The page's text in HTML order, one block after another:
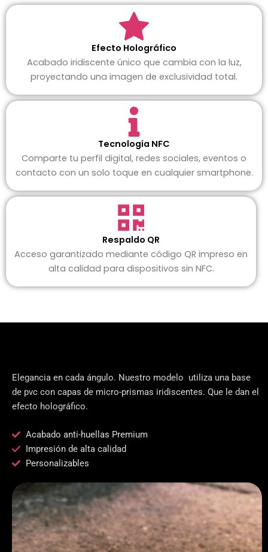
Efecto Holográfico
Acabado iridiscente único que cambia con la luz,
proyectando una imagen de exclusividad total.
Tecnología NFC
Comparte tu perfil digital, redes sociales, eventos o
contacto con un solo toque en cualquier smartphone.
Respaldo QR
Acceso garantizado mediante código QR impreso en
alta calidad para dispositivos sin NFC.
Elegancia en cada ángulo. Nuestro modelo utiliza una base
de pvc con capas de micro-prismas iridiscentes. Que le dan el
efecto holográfico.
Acabado anti-huellas Premium
Impresión de alta calidad
Personalizables